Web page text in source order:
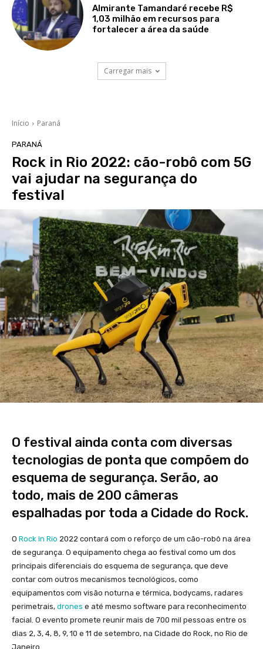
Almirante Tamandaré recebe R$
1,03 milhão em recursos para
fortalecer a área da saúde
Carregar mais